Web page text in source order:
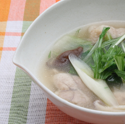
商品カテゴリ
お酢ドリンク
みりん風・料理酒
新商品一覧
キャンペーン情報
ブランド・スペシャルサイト
ブランド・スペシャルサイト トップ
商品ブランドサイト
企業情報